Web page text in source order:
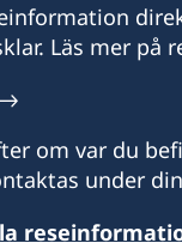
Läs mer på
om var du
under